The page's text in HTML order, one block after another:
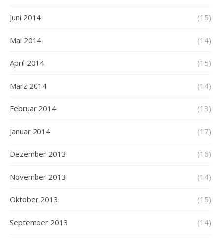
Juni 2014 (15)
Mai 2014 (14)
April 2014 (15)
März 2014 (14)
Februar 2014 (13)
Januar 2014 (17)
Dezember 2013 (16)
November 2013 (14)
Oktober 2013 (15)
September 2013 (14)